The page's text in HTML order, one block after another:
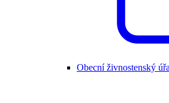
Obecní živnostenský